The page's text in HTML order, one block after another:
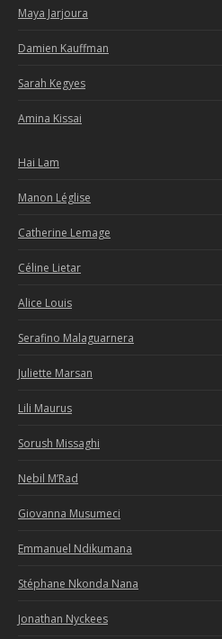
Maya Jarjoura
Damien Kauffman
Sarah Kegyes
Amina Kissai
Hai Lam
Manon Léglise
Catherine Lemage
Céline Lietar
Alice Louis
Serafino Malaguarnera
Juliette Marsan
Lili Maurus
Sorush Missaghi
Nebil M’Rad
Giovanna Musumeci
Emmanuel Ndikumana
Stéphane Nkonda Nana
Jonathan Nyckees